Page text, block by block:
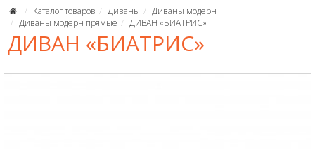
Каталог товаров Диваны
Диваны модерн
Диваны модерн прямые
ДИВАН «БИАТРИС»
ДИВАН «БИАТРИС»